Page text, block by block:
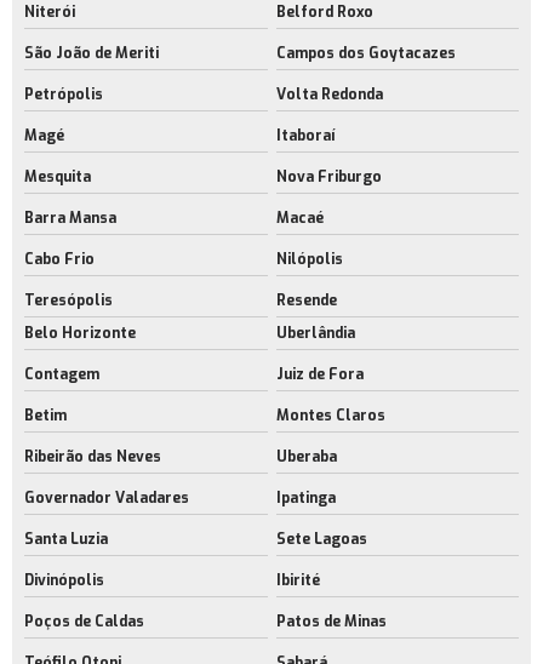
Aluguel de barracão no rio de janeiro
Aluguel de espaço industrial
Aluguel de espaço industrial no rj
Aluguel de espaço para estoque rj
Aluguel de espaço para fabricação rj
Aluguel de galpão com docas
Aluguel de galpão com docas no rj
Locação de galpão com docas
Aluguel de galpão para indústria
Aluguel de galpão próximo ao aeroporto rj
Empresa de aluguel de galpão próximo ao aeroporto rj
Aluguel de galpão sustentável
Empresa de aluguel de galpão sustentável
Aluguel de galpões cross docking
Niterói Belford Roxo
São João de Meriti Campos dos Goytacazes
Petrópolis Volta Redonda
Magé Itaboraí
Mesquita Nova Friburgo
Barra Mansa Macaé
Cabo Frio Nilópolis
Teresópolis
Resende
Belo Horizonte
Uberlândia
Contagem Juiz de Fora
Betim Montes Claros
Ribeirão das Neves Uberaba
Governador Valadares Ipatinga
Santa Luzia Sete Lagoas
Divinópolis Ibirité
Poços de Caldas Patos de Minas